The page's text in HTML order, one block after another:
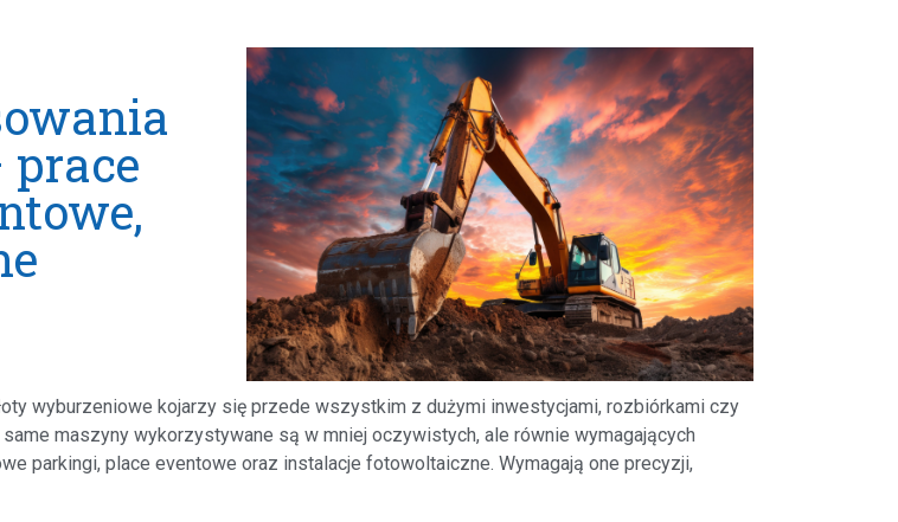
wyburzeniowe kojarzy się przede wszystkim z dużymi inwestycjami, rozbiórkami czy
maszyny wykorzystywane są w mniej oczywistych, ale równie wymagających
parkingi, place eventowe oraz instalacje fotowoltaiczne. Wymagają one precyzji,